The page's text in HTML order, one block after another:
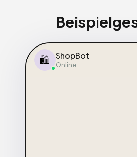
🛍️ ShopBot
Online